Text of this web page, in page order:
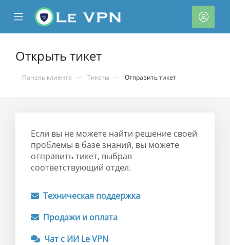
Mobile
Menu
Открыть тикет
Панель клиента Тикеты Отправить тикет
Если вы не можете найти решение своей
проблемы в базе знаний, вы можете
отправить тикет, выбрав
соответствующий отдел.
Техническая поддержка
Продажи и оплата
Чат с ИИ Le VPN